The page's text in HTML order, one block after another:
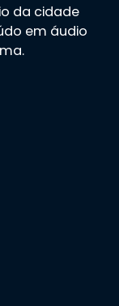
da cidade
em áudio